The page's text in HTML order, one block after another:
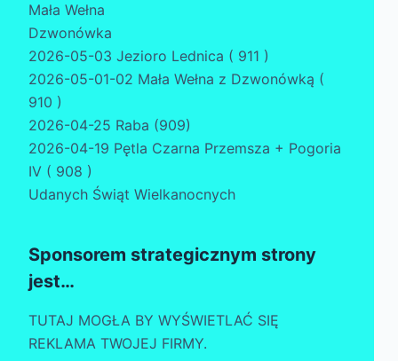
Mała Wełna
Dzwonówka
2026-05-03 Jezioro Lednica ( 911 )
2026-05-01-02 Mała Wełna z Dzwonówką (
910 )
2026-04-25 Raba (909)
2026-04-19 Pętla Czarna Przemsza + Pogoria
IV ( 908 )
Udanych Świąt Wielkanocnych
Sponsorem strategicznym strony
jest…
TUTAJ MOGŁA BY WYŚWIETLAĆ SIĘ
REKLAMA TWOJEJ FIRMY.